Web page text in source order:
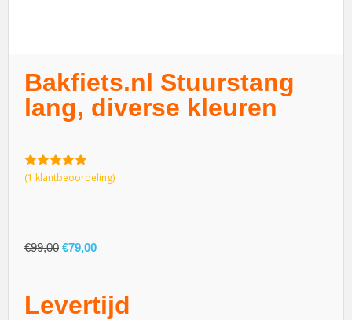
Bakfiets.nl Stuurstang
lang, diverse kleuren
5.00van 5
(1 klantbeoordeling)
€99,00 €79,00
Levertijd